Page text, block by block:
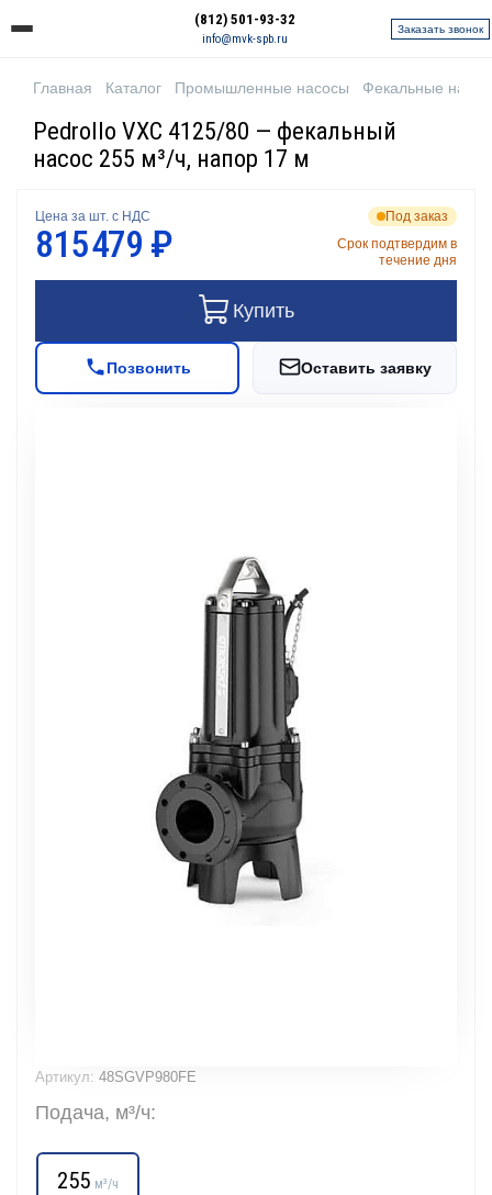
(812) 501-93-32
info@mvk-spb.ru
Заказать звонок
Главная Каталог Промышленные насосы Фекальные
Pedrollo VXC 4125/80 — фекальный
насос 255 м³/ч, напор 17 м
Артикул: 48SGVP980FE
Подача, м³/ч:
255 м³/ч
Цена за шт. с НДС
815 479 ₽
Под заказ
Срок подтвердим в
течение дня
Купить
Позвонить Оставить заявку